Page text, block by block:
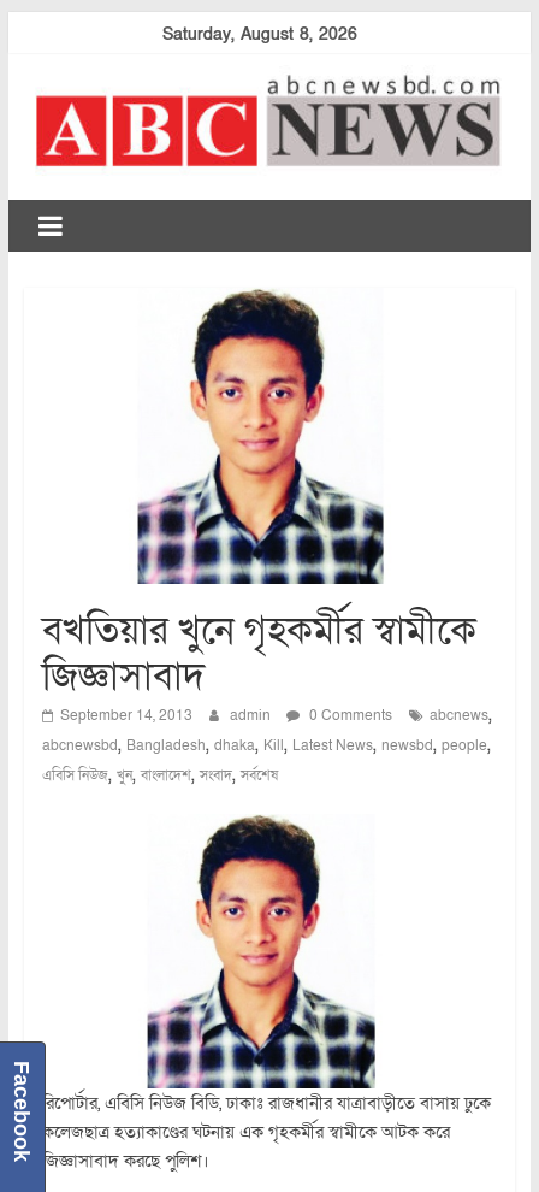
Saturday, August 8, 2026
abcnewsbd
বখতিয়ার খুনে গৃহকর্মীর স্বামীকে
জিজ্ঞাসাবাদ
September 14, 2013 admin 0 Comments abcnews,
abcnewsbd, Bangladesh, dhaka, Kill, Latest News, newsbd, people,
এবিসি নিউজ, খুন,বাংলাদেশ,সংবাদ,সর্বশেষ
রিপোর্টার, এবিসি নিউজ বিডি, ঢাকাঃ রাজধানীর যাত্রাবাড়ীতে বাসায় ঢুকে
কলেজছাত্র হত্যাকাণ্ডের ঘটনায় এক গৃহকর্মীর স্বামীকে আটক করে
জিজ্ঞাসাবাদ করছে পুলিশ।
Facebook